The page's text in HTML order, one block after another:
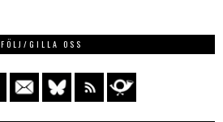
FÖLJ/GILLA OSS